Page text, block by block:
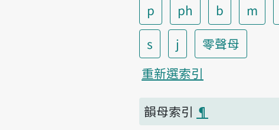
p
ph b m
s
j
零聲母
重新選索引
韻母索引 ¶